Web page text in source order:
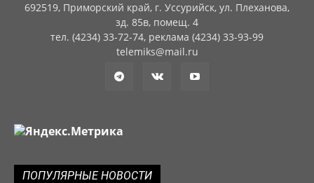
692519, Приморский край, г. Уссурийск, ул. Плеханова,
зд. 85в, помещ. 4
тел. (4234) 33-72-74, реклама (4234) 33-93-99
telemiks@mail.ru
ПОПУЛЯРНЫЕ НОВОСТИ